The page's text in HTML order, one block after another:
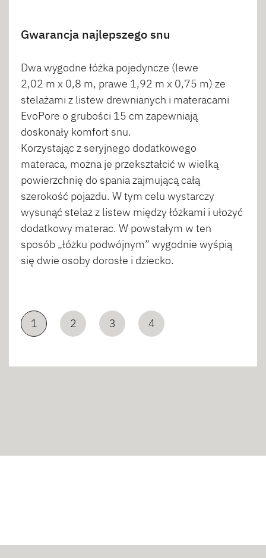
Gwarancja najlepszego snu
Dwa wygodne łóżka pojedyncze (lewe
2,02 m x 0,8 m, prawe 1,92 m x 0,75 m) ze
stelażami z listew drewnianych i materacami
EvoPore o grubości 15 cm zapewniają
doskonały komfort snu.
Korzystając z seryjnego dodatkowego
materaca, można je przekształcić w wielką
powierzchnię do spania zajmującą całą
szerokość pojazdu. W tym celu wystarczy
wysunąć stelaż z listew między łóżkami i ułożyć
dodatkowy materac. W powstałym w ten
sposób „łóżku podwójnym” wygodnie wyśpią
się dwie osoby dorosłe i dziecko.
1 2 3 4